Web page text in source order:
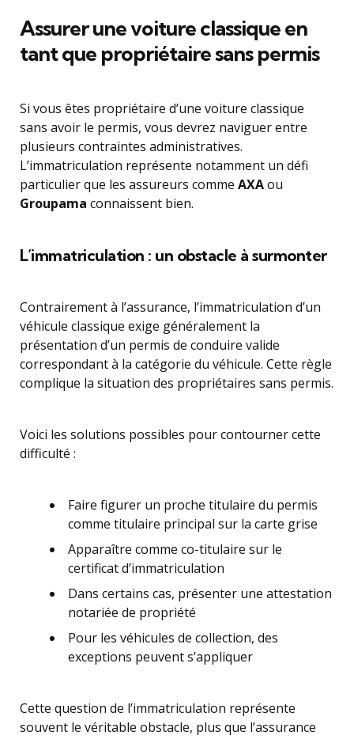
Assurer une voiture classique en
tant que propriétaire sans permis
Si vous êtes propriétaire d’une voiture classique
sans avoir le permis, vous devrez naviguer entre
plusieurs contraintes administratives.
L’immatriculation représente notamment un défi
particulier que les assureurs comme AXAou
Groupama connaissent bien.
L’immatriculation : un obstacle à surmonter
Contrairement à l’assurance, l’immatriculation d’un
véhicule classique exige généralement la
présentation d’un permis de conduire valide
correspondant à la catégorie du véhicule. Cette règle
complique la situation des propriétaires sans permis.
Voici les solutions possibles pour contourner cette
difficulté :
Faire figurer un proche titulaire du permis
comme titulaire principal sur la carte grise
Apparaître comme co-titulaire sur le
certificat d’immatriculation
Dans certains cas, présenter une attestation
notariée de propriété
Pour les véhicules de collection, des
exceptions peuvent s’appliquer
Cette question de l’immatriculation représente
souvent le véritable obstacle, plus que l’assurance